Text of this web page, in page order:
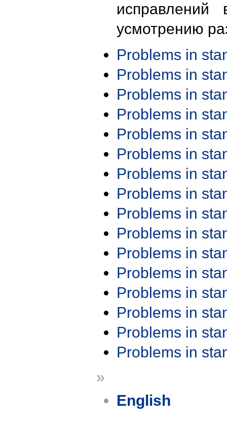
исправлений
усмотрению
Problems in
Problems in
Problems in
Problems in
Problems in
Problems in
Problems in
Problems in
Problems in
Problems in
Problems in
Problems in
Problems in
Problems in
Problems in
Problems in
»
English